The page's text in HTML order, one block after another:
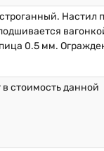
Настил
0.5 мм.
стоимость данной